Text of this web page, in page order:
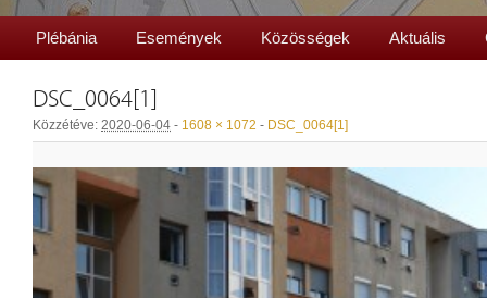
Plébánia Események Közösségek Aktuális
DSC_0064[1]
Közzétéve: 2020-06-04 - 1608 × 1072 - DSC_0064[1]